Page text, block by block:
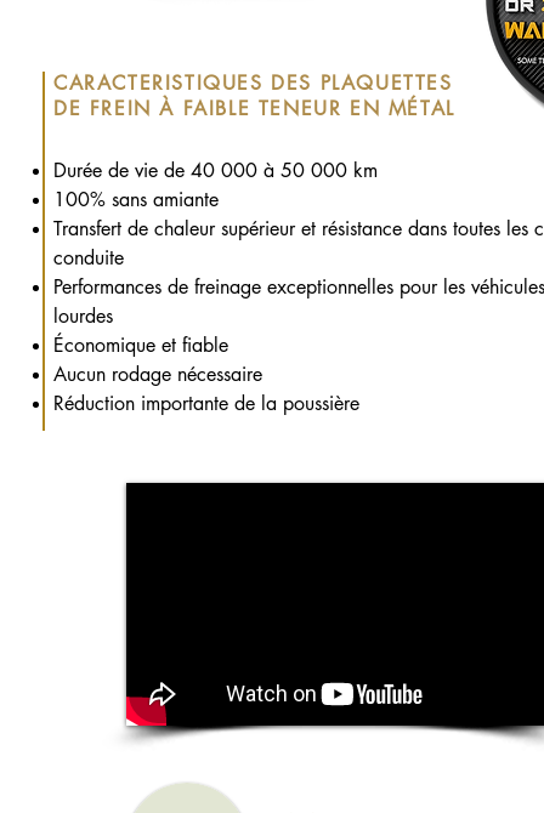
CARACTERISTIQUES DES PLAQUETTES
DE FREIN À FAIBLE TENEUR EN MÉTAL
Durée de vie de 40 000 à 50 000 km
100% sans amiante
Transfert de chaleur supérieur et résistance dans toutes les
conduite
Performances de freinage exceptionnelles pour les
lourdes
Économique et fiable
Aucun rodage nécessaire
Réduction importante de la poussière